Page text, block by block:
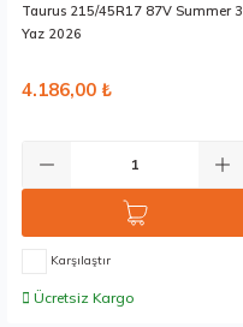
Taurus 215/45R17 87V Summer 3
Yaz 2026
4.186,00 ₺
Karşılaştır
Ücretsiz Kargo